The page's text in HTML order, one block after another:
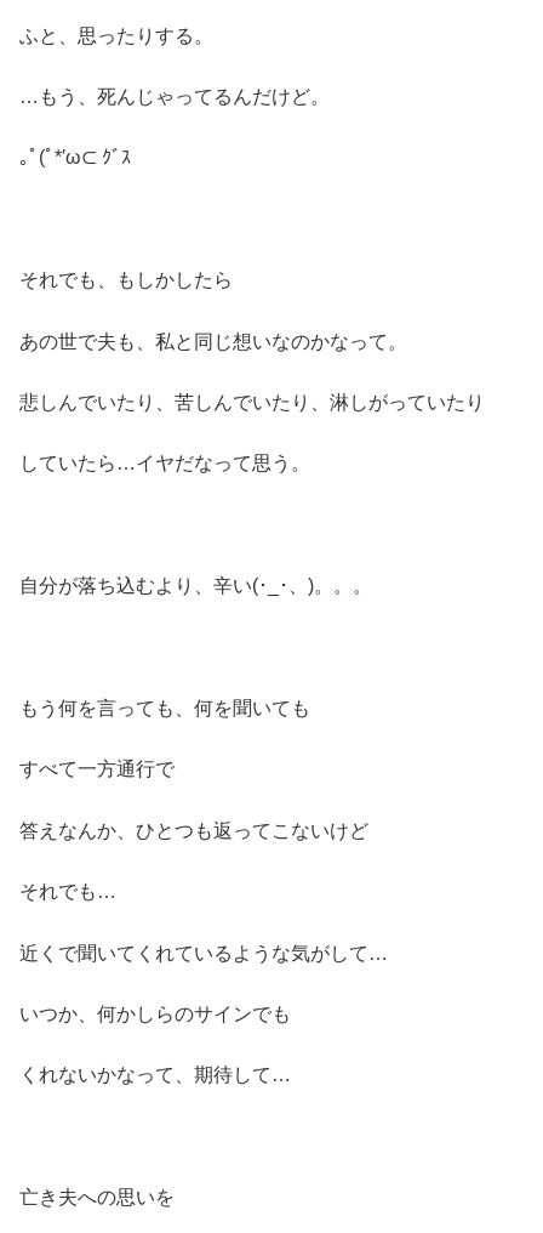
ふと、思ったりする。
…もう、死んじゃってるんだけど。
｡ﾟ(ﾟ*′ω⊂ ｸﾞｽ
それでも、もしかしたら
あの世で夫も、私と同じ想いなのかなって。
悲しんでいたり、苦しんでいたり、淋しがっていたり
していたら…イヤだなって思う。
自分が落ち込むより、辛い(･_･、)。。。
もう何を言っても、何を聞いても
すべて一方通行で
答えなんか、ひとつも返ってこないけど
それでも…
近くで聞いてくれているような気がして…
いつか、何かしらのサインでも
くれないかなって、期待して…
亡き夫への思いを